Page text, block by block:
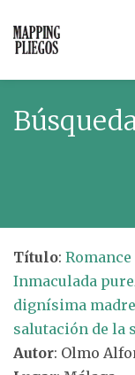
Título:
Inmaculada
dignísima
salutación de la
Autor: Olmo